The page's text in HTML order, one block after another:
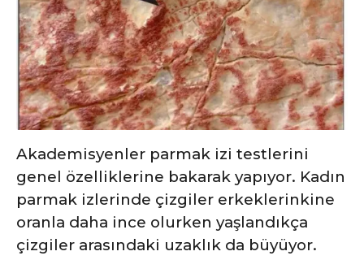
Akademisyenler parmak izi testlerini
genel özelliklerine bakarak yapıyor. Kadın
parmak izlerinde çizgiler erkeklerinkine
oranla daha ince olurken yaşlandıkça
çizgiler arasındaki uzaklık da büyüyor.